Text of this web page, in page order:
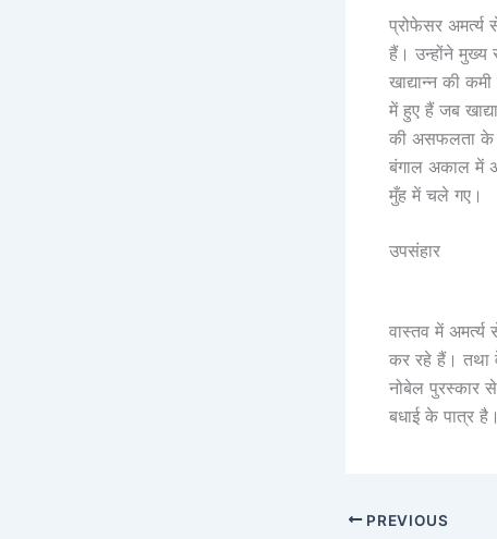
प्रोफेसर
हैं। उन्होंने मुख्य
खाद्यान्न की
में हुए हैं जब
की असफलता के
बंगाल अकाल में
मुँह में चले गए।
उपसंहार
वास्तव में
कर रहे हैं। तथा
नोबेल पुरस्कार
बधाई के पात्र है।
PREVIOUS